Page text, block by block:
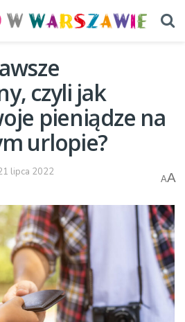
czyli jak
pieniądze na
urlopie?
lipca 2022
AA